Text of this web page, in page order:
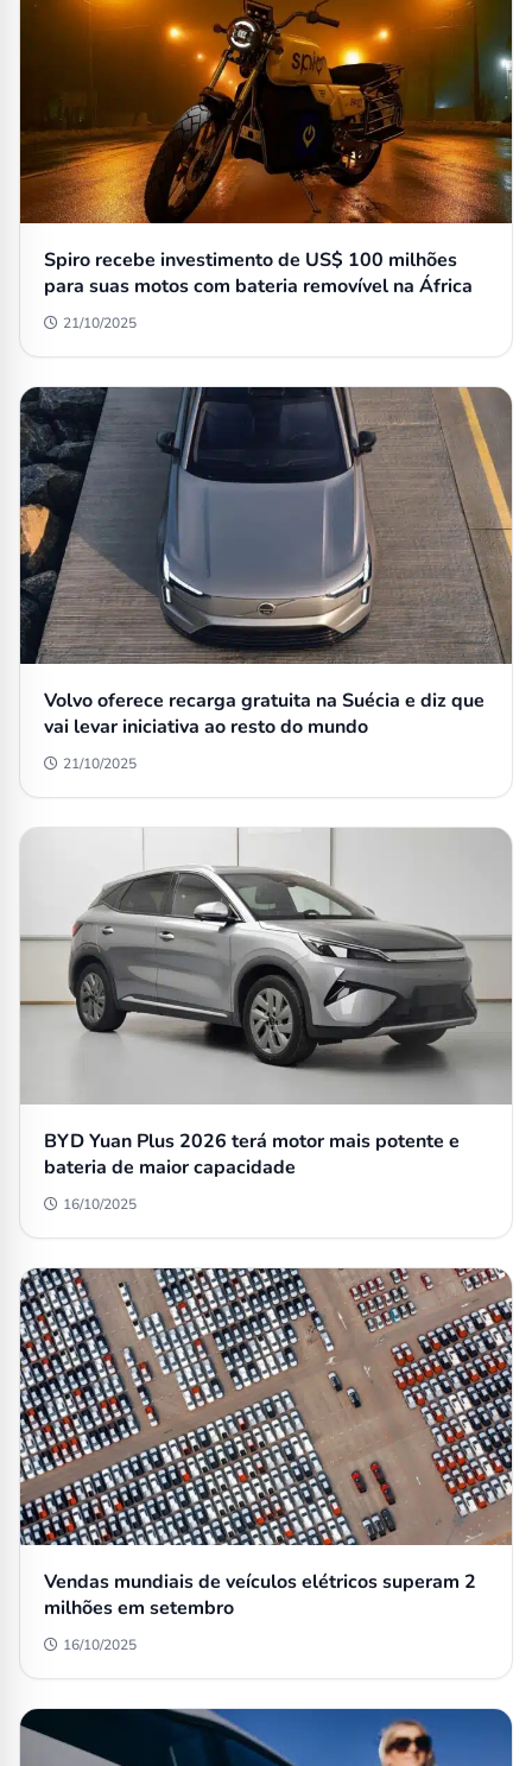
Spiro recebe investimento de US$ 100 milhões
para suas motos com bateria removível na África
21/10/2025
Volvo oferece recarga gratuita na Suécia e diz que
vai levar iniciativa ao resto do mundo
21/10/2025
BYD Yuan Plus 2026 terá motor mais potente e
bateria de maior capacidade
16/10/2025
Vendas mundiais de veículos elétricos superam 2
milhões em setembro
16/10/2025